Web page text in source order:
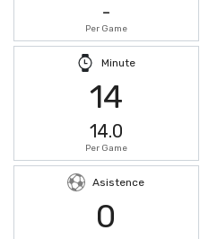
-
Per Game
Minute
14
14.0
Per Game
Asistence
0